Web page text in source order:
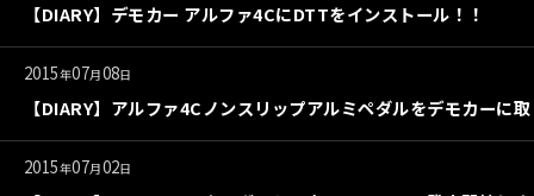
【DIARY】デモカー アルファ4CにDTTをインストール！！
2015年07月08日
【DIARY】アルファ4Cノンスリップアルミペダルをデモカーに
2015年07月02日